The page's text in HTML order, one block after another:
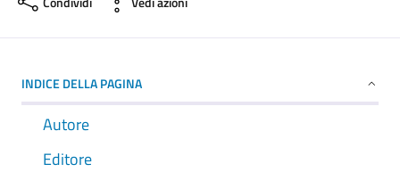
INDICE DELLA PAGINA
Autore
Editore